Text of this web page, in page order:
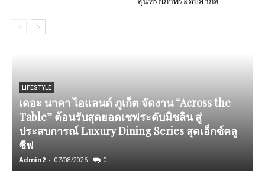
LIFESTYLE
เดอะ นาคา ไอแลนด์ ภูเก็ต จัดงาน “Across the
Table” ต้อนรับสุดยอดเชฟระดับมิชลิน สู่
ประสบการณ์ Luxury Dining Series สุดเอ็กซ์คลู
ซีฟ
Admin2 - 07/08/2026 0